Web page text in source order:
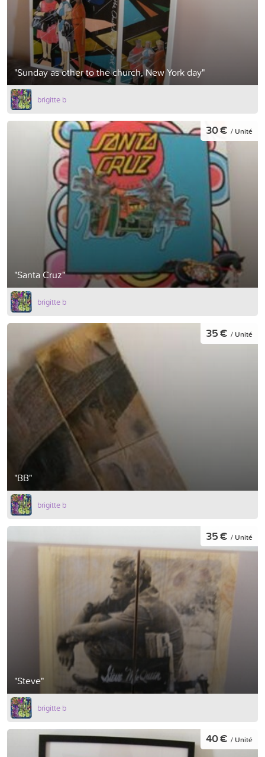
"Sunday as other to the church, New York day"
brigitte b
"Santa Cruz"
30 € / Unité
brigitte b
"BB"
35 € / Unité
brigitte b
"Steve"
35 € / Unité
brigitte b
40 € / Unité